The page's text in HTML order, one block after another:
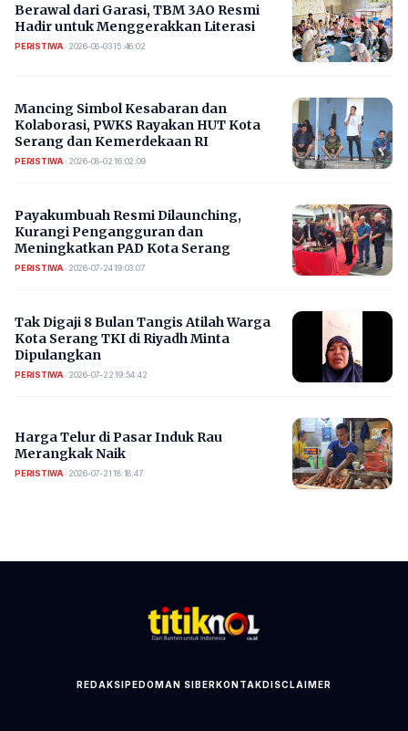
Berawal dari Garasi, TBM 3AO Resmi
Hadir untuk Menggerakkan Literasi
PERISTIWA• 2026-08-03 15:46:02
Mancing Simbol Kesabaran dan
Kolaborasi, PWKS Rayakan HUT Kota
Serang dan Kemerdekaan RI
PERISTIWA• 2026-08-02 16:02:09
Payakumbuah Resmi Dilaunching,
Kurangi Pengangguran dan
Meningkatkan PAD Kota Serang
PERISTIWA• 2026-07-24 19:03:07
​Tak Digaji 8 Bulan Tangis Atilah Warga
Kota Serang TKI di Riyadh Minta
Dipulangkan
PERISTIWA• 2026-07-22 19:54:42
Harga Telur di Pasar Induk Rau
Merangkak Naik
PERISTIWA• 2026-07-21 18:18:47
REDAKSIPEDOMAN SIBERKONTAKDISCLAIMER